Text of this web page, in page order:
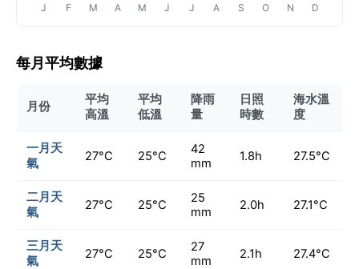
J F M A M J J A S O N D
每月平均數據
月份
平均
高溫
平均
低溫
降雨
量
日照
時數
海水溫
度
一月天
氣
27°C 25°C
42
mm
1.8h 27.5°C
二月天
氣
27°C 25°C
25
mm
2.0h 27.1°C
三月天
氣
27°C 25°C
27
mm
2.1h 27.4°C